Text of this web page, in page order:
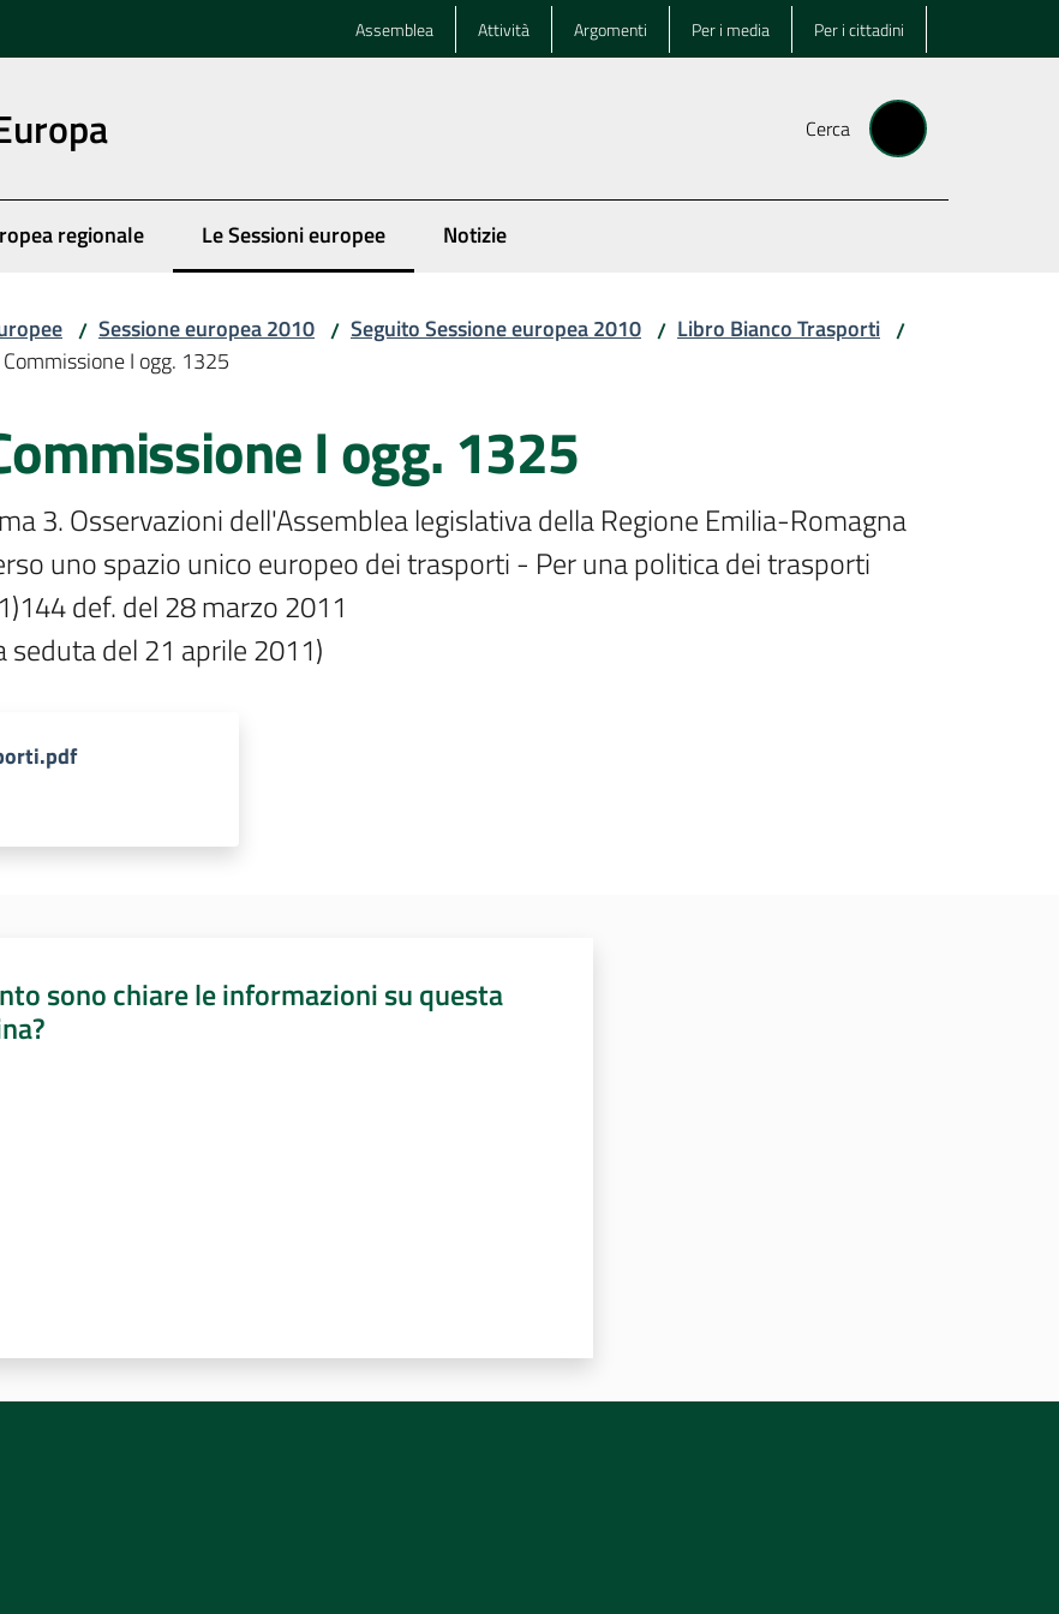
Assemblea Attività Argomenti Per i media Per i cittadini
Cerca
regionale Le Sessioni europee
Menu selezionato Notizie
/ Sessione europea 2010 / Seguito Sessione europea 2010 / Libro Bianco Trasporti /
I ogg. 1325
I ogg. 1325
3. Osservazioni dell'Assemblea legislativa della Regione Emilia-Romagna
uno spazio unico europeo dei trasporti - Per una politica dei trasporti
def. del 28 marzo 2011
del 21 aprile 2011)
sono chiare le informazioni su questa